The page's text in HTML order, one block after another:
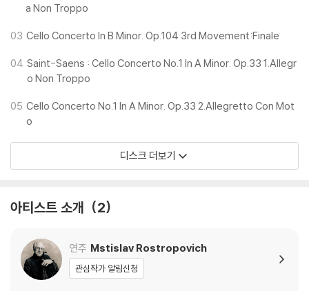
a Non Troppo
03 Cello Concerto In B Minor. Op.104 3rd Movement:Finale
04 Saint-Saens : Cello Concerto No.1 In A Minor. Op.33 1.Allegr
o Non Troppo
05 Cello Concerto No.1 In A Minor. Op.33 2.Allegretto Con Mot
o
디스크 더보기
아티스트 소개 2
연주 Mstislav Rostropovich
관심작가 알림신청